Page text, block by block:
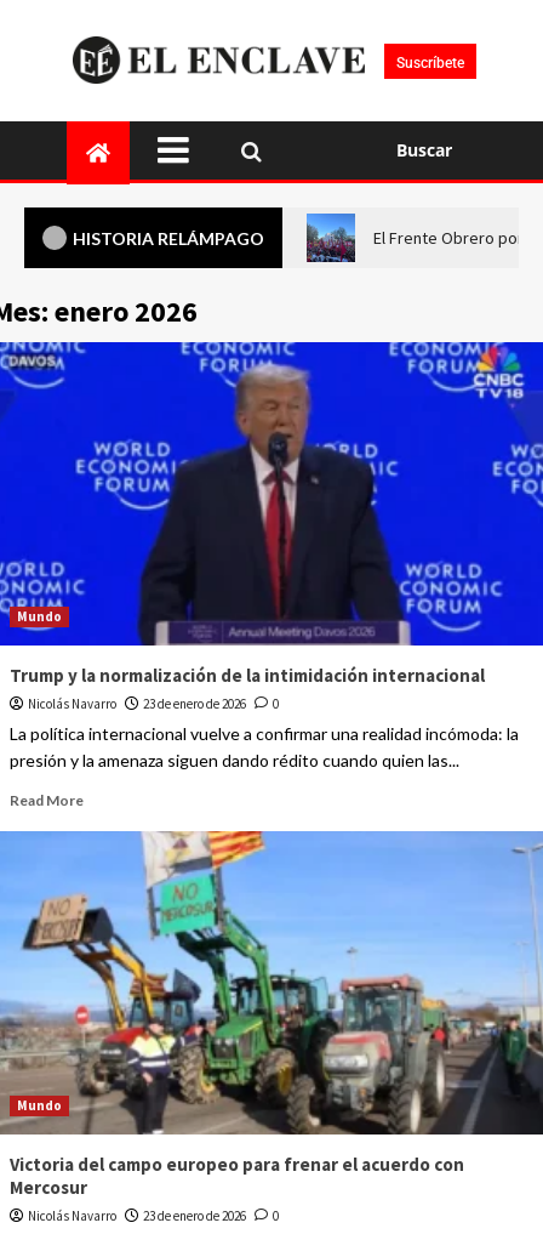
Suscríbete
Buscar
HISTORIA RELÁMPAGO El Frente Obrero pone
enero 2026
Mundo
Trump y la normalización de la intimidación internacional
Nicolás Navarro 23 de enero de 2026 0
La política internacional vuelve a confirmar una realidad incómoda: la
presión y la amenaza siguen dando rédito cuando quien las...
Read More
Mundo
Victoria del campo europeo para frenar el acuerdo con
Mercosur
Nicolás Navarro 23 de enero de 2026 0